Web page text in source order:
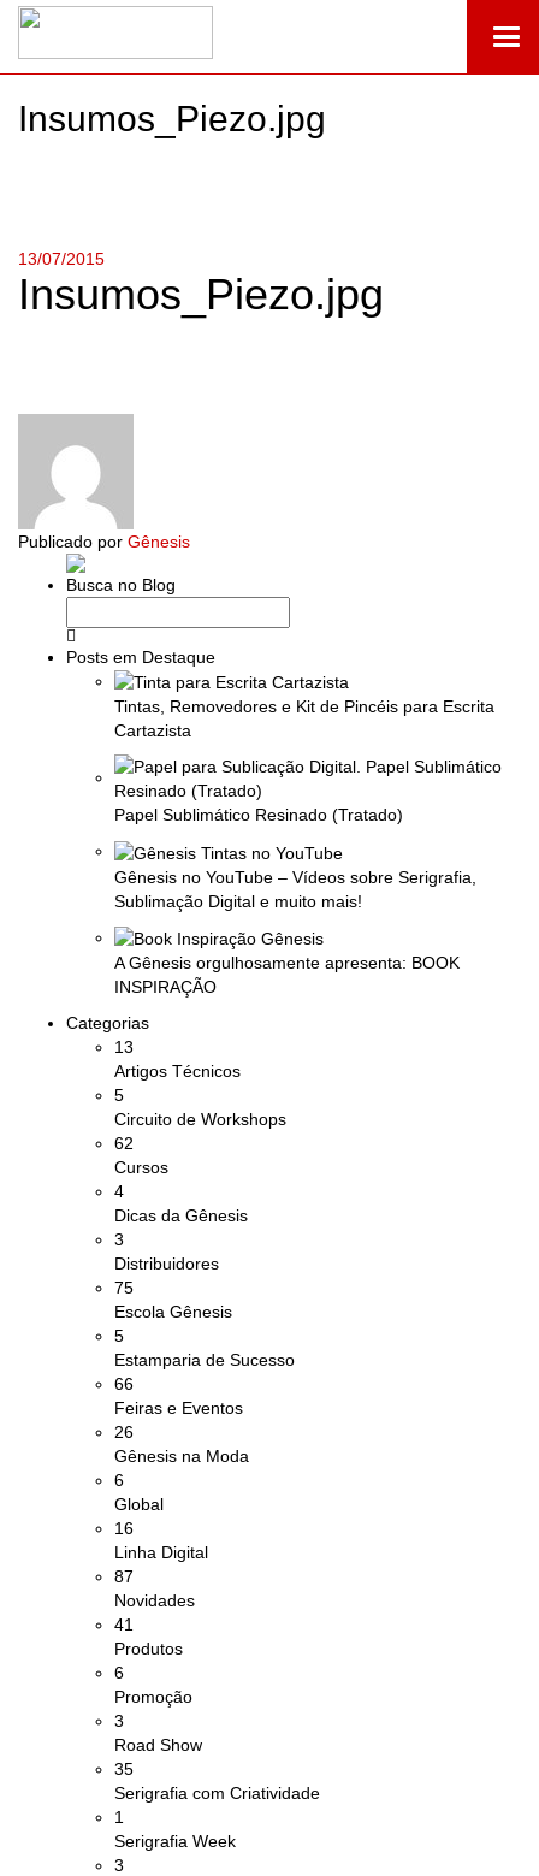
Insumos_Piezo.jpg
13/07/2015
Insumos_Piezo.jpg
Publicado por Gênesis
Busca no Blog
Posts em Destaque
Tintas, Removedores e Kit de Pincéis para Escrita
Cartazista
Papel Sublimático Resinado (Tratado)
Gênesis no YouTube – Vídeos sobre Serigrafia,
Sublimação Digital e muito mais!
A Gênesis orgulhosamente apresenta: BOOK
INSPIRAÇÃO
Categorias
13
Artigos Técnicos
5
Circuito de Workshops
62
Cursos
4
Dicas da Gênesis
3
Distribuidores
75
Escola Gênesis
5
Estamparia de Sucesso
66
Feiras e Eventos
26
Gênesis na Moda
6
Global
16
Linha Digital
87
Novidades
41
Produtos
6
Promoção
3
Road Show
35
Serigrafia com Criatividade
1
Serigrafia Week
3